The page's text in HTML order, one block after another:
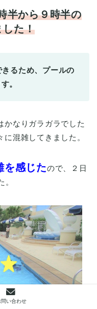
半から９時半の
した！
るため、 プールの
。
かなりガラガラでした
混雑してきました。
を感じたので、２日
。
問い合わせ